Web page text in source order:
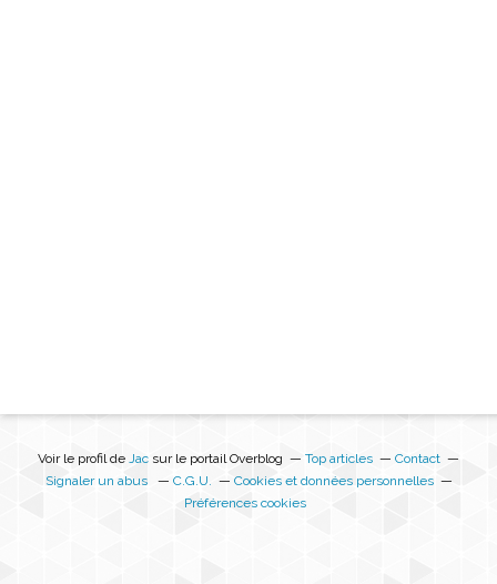
Voir le profil de Jac sur le portail Overblog Top articles
Contact
Signaler un abus
C.G.U.
Cookies et données personnelles
Préférences cookies